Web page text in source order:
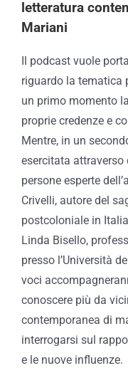
letteratura
Mariani
Il podcast vuole
riguardo la tematica
un primo momento
proprie credenze e
Mentre, in un
esercitata attraverso
persone esperte
Crivelli, autore del
postcoloniale in
Linda Bisello,
presso l’Università
voci
conoscere più da
contemporanea di
interrogarsi sul
e le nuove influenze.